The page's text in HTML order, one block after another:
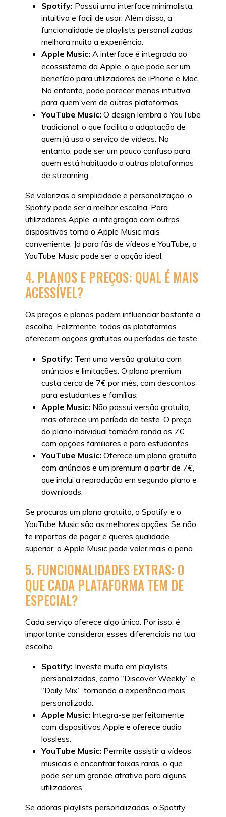
Spotify: Possui uma interface minimalista,
intuitiva e fácil de usar. Além disso, a
funcionalidade de playlists personalizadas
melhora muito a experiência.
Apple Music: A interface é integrada ao
ecossistema da Apple, o que pode ser um
benefício para utilizadores de iPhone e Mac.
No entanto, pode parecer menos intuitiva
para quem vem de outras plataformas.
YouTube Music: O design lembra o YouTube
tradicional, o que facilita a adaptação de
quem já usa o serviço de vídeos. No
entanto, pode ser um pouco confuso para
quem está habituado a outras plataformas
de streaming.
Se valorizas a simplicidade e personalização, o
Spotify pode ser a melhor escolha. Para
utilizadores Apple, a integração com outros
dispositivos torna o Apple Music mais
conveniente. Já para fãs de vídeos e YouTube, o
YouTube Music pode ser a opção ideal.
4. PLANOS E PREÇOS: QUAL É MAIS
ACESSÍVEL?
Os preços e planos podem influenciar bastante a
escolha. Felizmente, todas as plataformas
oferecem opções gratuitas ou períodos de teste.
Spotify: Tem uma versão gratuita com
anúncios e limitações. O plano premium
custa cerca de 7€ por mês, com descontos
para estudantes e famílias.
Apple Music: Não possui versão gratuita,
mas oferece um período de teste. O preço
do plano individual também ronda os 7€,
com opções familiares e para estudantes.
YouTube Music: Oferece um plano gratuito
com anúncios e um premium a partir de 7€,
que inclui a reprodução em segundo plano e
downloads.
Se procuras um plano gratuito, o Spotify e o
YouTube Music são as melhores opções. Se não
te importas de pagar e queres qualidade
superior, o Apple Music pode valer mais a pena.
5. FUNCIONALIDADES EXTRAS: O
QUE CADA PLATAFORMA TEM DE
ESPECIAL?
Cada serviço oferece algo único. Por isso, é
importante considerar esses diferenciais na tua
escolha.
Spotify: Investe muito em playlists
personalizadas, como “Discover Weekly” e
“Daily Mix”, tornando a experiência mais
personalizada.
Apple Music: Integra-se perfeitamente
com dispositivos Apple e oferece áudio
lossless.
YouTube Music: Permite assistir a vídeos
musicais e encontrar faixas raras, o que
pode ser um grande atrativo para alguns
utilizadores.
Se adoras playlists personalizadas, o Spotify